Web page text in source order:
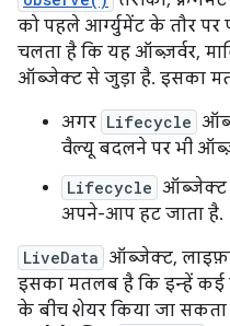
को पहले आर्ग्युमेंट के तौर पर
चलता है कि यह ऑब्ज़र्वर,
ऑब्जेक्ट से जुड़ा है. इसका
अगर Lifecycle
वैल्यू बदलने पर भी
Lifecycle ऑब्जेक्ट
अपने-आप हट जाता है.
LiveData ऑब्जेक्ट,
इसका मतलब है कि इन्हें कई
के बीच शेयर किया जा